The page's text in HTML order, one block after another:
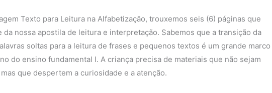
Texto para Leitura na Alfabetização, trouxemos seis (6) páginas que
da nossa apostila de leitura e interpretação. Sabemos que a transição da
soltas para a leitura de frases e pequenos textos é um grande marco
do ensino fundamental I. A criança precisa de materiais que não sejam
que despertem a curiosidade e a atenção.